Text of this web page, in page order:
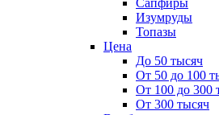
Сапфиры
Изумруды
Топазы
Цена
До 50 тысяч
От 50 до 100
От 100 до 300
От 300 тысяч